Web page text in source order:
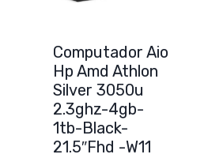
Computador Aio
Hp Amd Athlon
Silver 3050u
2.3ghz-4gb-
1tb-Black-
21.5″Fhd -W11